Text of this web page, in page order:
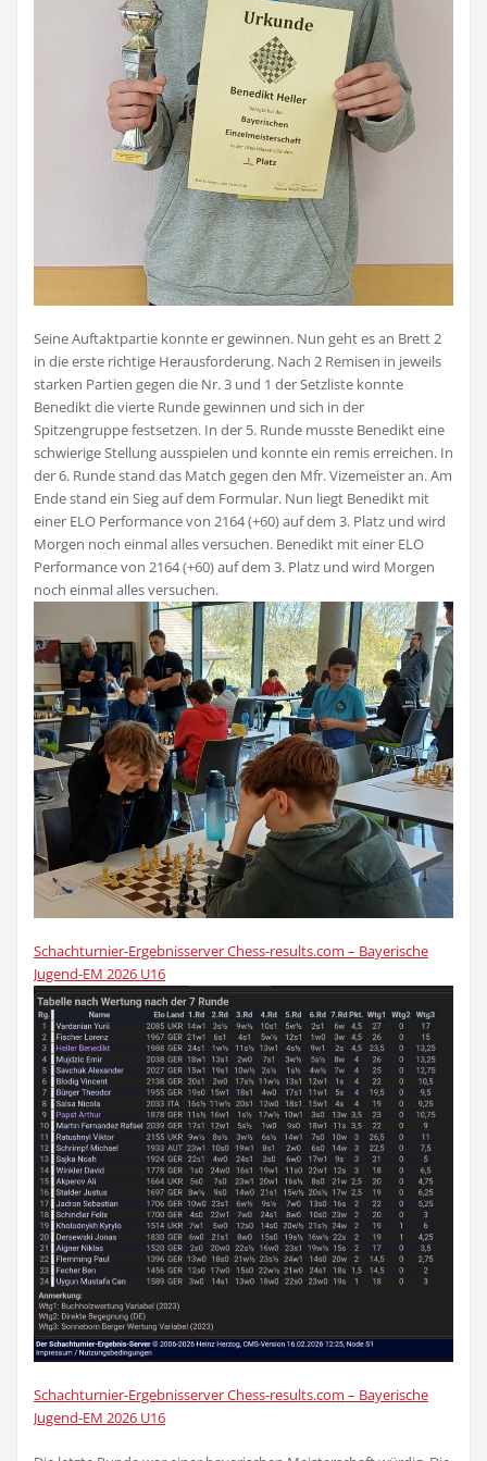
Seine Auftaktpartie konnte er gewinnen. Nun geht es an Brett 2
in die erste richtige Herausforderung. Nach 2 Remisen in jeweils
starken Partien gegen die Nr. 3 und 1 der Setzliste konnte
Benedikt die vierte Runde gewinnen und sich in der
Spitzengruppe festsetzen. In der 5. Runde musste Benedikt eine
schwierige Stellung ausspielen und konnte ein remis erreichen. In
der 6. Runde stand das Match gegen den Mfr. Vizemeister an. Am
Ende stand ein Sieg auf dem Formular. Nun liegt Benedikt mit
einer ELO Performance von 2164 (+60) auf dem 3. Platz und wird
Morgen noch einmal alles versuchen. Benedikt mit einer ELO
Performance von 2164 (+60) auf dem 3. Platz und wird Morgen
noch einmal alles versuchen.
Schachturnier-Ergebnisserver Chess-results.com – Bayerische
Jugend-EM 2026 U16
Schachturnier-Ergebnisserver Chess-results.com – Bayerische
Jugend-EM 2026 U16